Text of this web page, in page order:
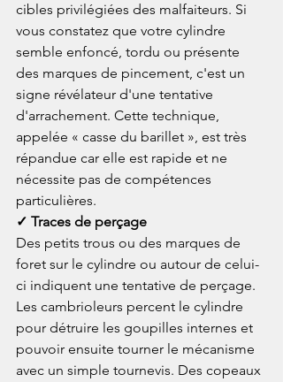
cibles privilégiées des malfaiteurs. Si
vous constatez que votre cylindre
semble enfoncé, tordu ou présente
des marques de pincement, c'est un
signe révélateur d'une tentative
d'arrachement. Cette technique,
appelée « casse du barillet », est très
répandue car elle est rapide et ne
nécessite pas de compétences
particulières.
✓ Traces de perçage
Des petits trous ou des marques de
foret sur le cylindre ou autour de celui-
ci indiquent une tentative de perçage.
Les cambrioleurs percent le cylindre
pour détruire les goupilles internes et
pouvoir ensuite tourner le mécanisme
avec un simple tournevis. Des copeaux